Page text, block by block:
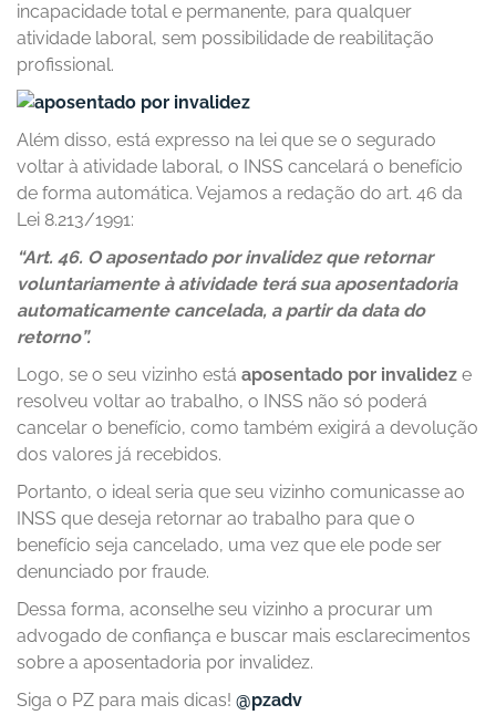
incapacidade total e permanente, para qualquer
atividade laboral, sem possibilidade de reabilitação
profissional.
Além disso, está expresso na lei que se o segurado
voltar à atividade laboral, o INSS cancelará o benefício
de forma automática. Vejamos a redação do art. 46 da
Lei 8.213/1991:
“Art. 46. O aposentado por invalidez que retornar
voluntariamente à atividade terá sua aposentadoria
automaticamente cancelada, a partir da data do
retorno”.
Logo, se o seu vizinho está aposentado por invalidez e
resolveu voltar ao trabalho, o INSS não só poderá
cancelar o benefício, como também exigirá a devolução
dos valores já recebidos.
Portanto, o ideal seria que seu vizinho comunicasse ao
INSS que deseja retornar ao trabalho para que o
benefício seja cancelado, uma vez que ele pode ser
denunciado por fraude.
Dessa forma, aconselhe seu vizinho a procurar um
advogado de confiança e buscar mais esclarecimentos
sobre a aposentadoria por invalidez.
Siga o PZ para mais dicas! @pzadv